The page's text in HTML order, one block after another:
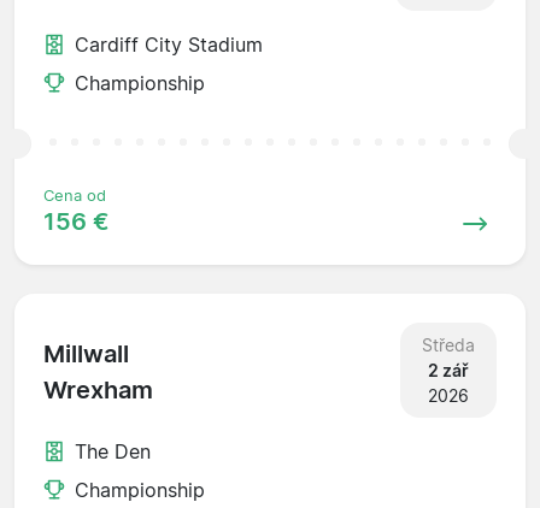
Cardiff City Stadium
Championship
Cena od
156 €
Millwall
Wrexham
Středa
2 zář
2026
The Den
Championship